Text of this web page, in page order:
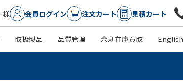
様 会員ログイン 注文カート 見積カート
取扱製品 品質管理 余剰在庫買取 English